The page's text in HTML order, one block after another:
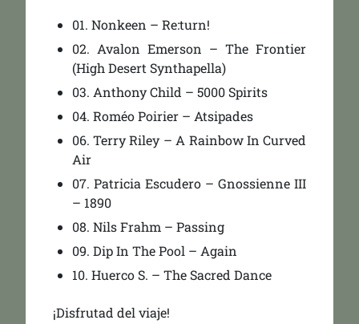
01. Nonkeen – Re:turn!
02. Avalon Emerson – The Frontier
(High Desert Synthapella)
03. Anthony Child – 5000 Spirits
04. Roméo Poirier – Atsipades
06. Terry Riley – A Rainbow In Curved
Air
07. Patricia Escudero – Gnossienne III
– 1890
08. Nils Frahm – Passing
09. Dip In The Pool – Again
10. Huerco S. – The Sacred Dance
¡Disfrutad del viaje!